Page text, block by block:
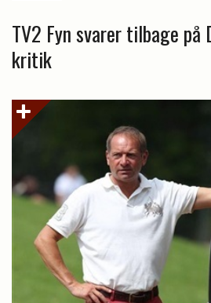
TV2 Fyn svarer tilbage på
kritik